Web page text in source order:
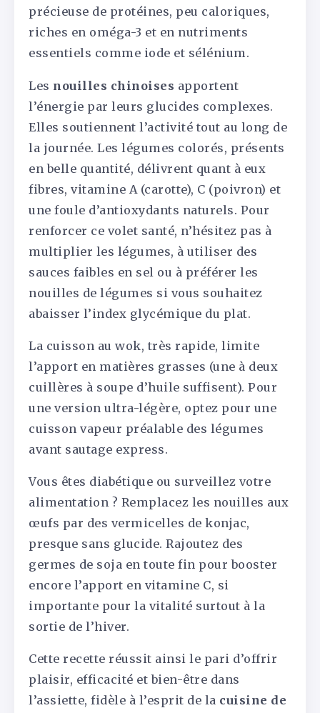
précieuse de protéines, peu caloriques,
riches en oméga-3 et en nutriments
essentiels comme iode et sélénium.
Les nouilles chinoises apportent
l’énergie par leurs glucides complexes.
Elles soutiennent l’activité tout au long de
la journée. Les légumes colorés, présents
en belle quantité, délivrent quant à eux
fibres, vitamine A (carotte), C (poivron) et
une foule d’antioxydants naturels. Pour
renforcer ce volet santé, n’hésitez pas à
multiplier les légumes, à utiliser des
sauces faibles en sel ou à préférer les
nouilles de légumes si vous souhaitez
abaisser l’index glycémique du plat.
La cuisson au wok, très rapide, limite
l’apport en matières grasses (une à deux
cuillères à soupe d’huile suffisent). Pour
une version ultra-légère, optez pour une
cuisson vapeur préalable des légumes
avant sautage express.
Vous êtes diabétique ou surveillez votre
alimentation ? Remplacez les nouilles aux
œufs par des vermicelles de konjac,
presque sans glucide. Rajoutez des
germes de soja en toute fin pour booster
encore l’apport en vitamine C, si
importante pour la vitalité surtout à la
sortie de l’hiver.
Cette recette réussit ainsi le pari d’offrir
plaisir, efficacité et bien-être dans
l’assiette, fidèle à l’esprit de la cuisine de